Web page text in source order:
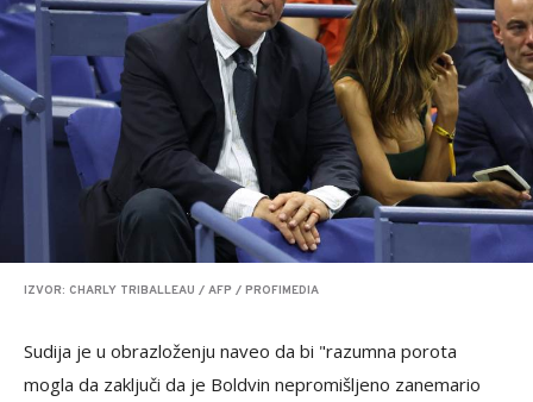
IZVOR: CHARLY TRIBALLEAU / AFP / PROFIMEDIA
Sudija je u obrazloženju naveo da bi "razumna porota
mogla da zaključi da je Boldvin nepromišljeno zanemario